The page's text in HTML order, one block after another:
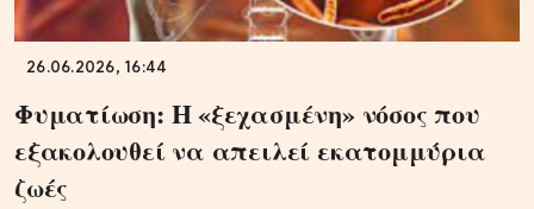
26.06.2026, 16:44
Φυματίωση: Η «ξεχασμένη» νόσος που
εξακολουθεί να απειλεί εκατομμύρια
ζωές